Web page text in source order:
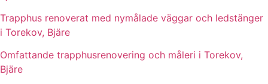
Trapphus renoverat med nymålade väggar och ledstänger
i Torekov, Bjäre
Omfattande trapphusrenovering och måleri i Torekov,
Bjäre